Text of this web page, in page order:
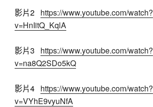
影片2 https://www.youtube.com/watch?
v=HnIitQ_KqlA
影片3 https://www.youtube.com/watch?
v=na8Q2SDo5kQ
影片4 https://www.youtube.com/watch?
v=VYhE9vyuNfA